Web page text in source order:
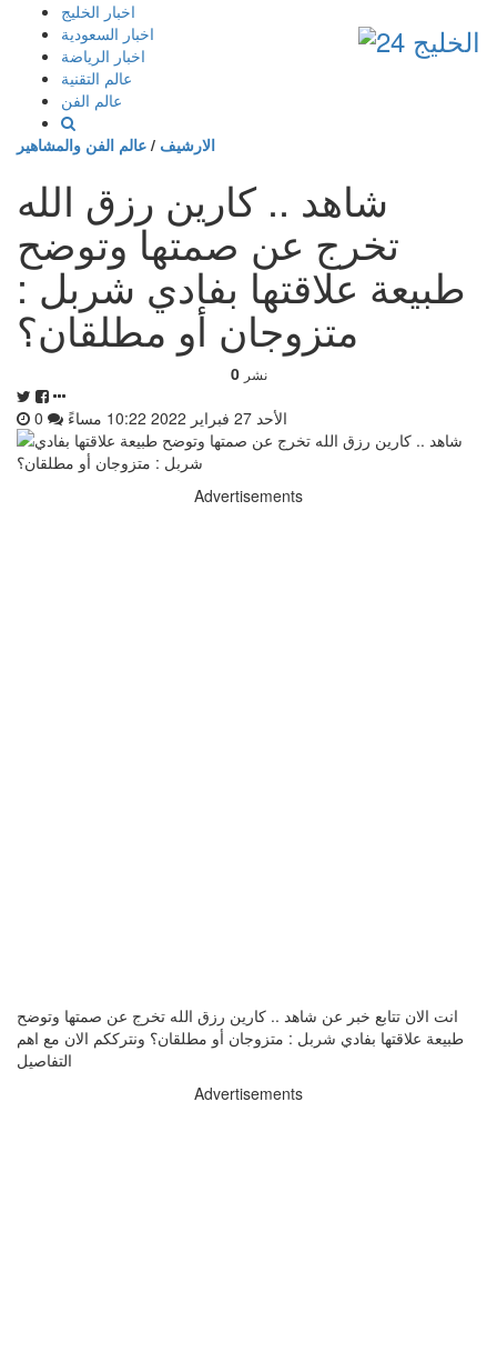
إذهب
المحتوى
اخبار الخليج
اخبار السعودية
اخبار الرياضة
عالم التقنية
عالم الفن
الارشيف / عالم الفن والمشاهير
شاهد .. كارين رزق الله
تخرج عن صمتها وتوضح
طبيعة علاقتها بفادي شربل :
متزوجان أو مطلقان؟
0 نشر
الأحد 27 فبراير 2022 10:22 مساءً
Advertisements
انت الان تتابع خبر عن شاهد .. كارين رزق الله تخرج عن صمتها وتوضح
طبيعة علاقتها بفادي شربل : متزوجان أو مطلقان؟ ونترككم الان مع اهم
التفاصيل
Advertisements